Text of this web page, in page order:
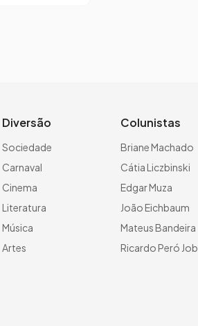
Diversão
Sociedade
Carnaval
Cinema
Literatura
Música
Artes
Colunistas
Briane Machado
Cátia Liczbinski
Edgar Muza
João Eichbaum
Mateus Bandeira
Ricardo Peró Job